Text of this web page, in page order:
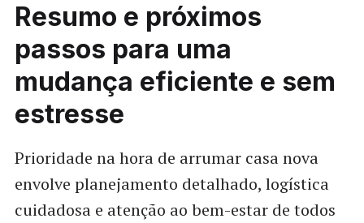
Resumo e próximos
passos para uma
mudança eficiente e sem
estresse
Prioridade na hora de arrumar casa nova
envolve planejamento detalhado, logística
cuidadosa e atenção ao bem-estar de todos